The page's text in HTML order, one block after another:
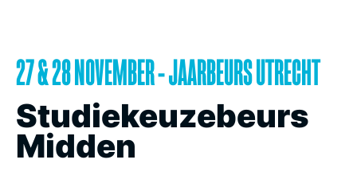
27 & 28 NOVEMBER - JAARBEURS UTRECHT
Studiekeuzebeurs
Midden